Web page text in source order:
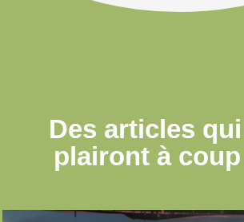
Des articles qui
plairont à